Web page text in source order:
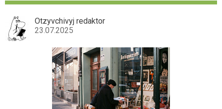
Otzyvchivyj redaktor
23.07.2025